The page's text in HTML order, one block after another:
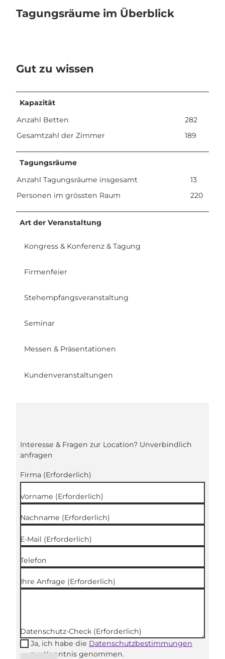
Tagungsräume im Überblick
Gut zu wissen
Kapazität
Anzahl Betten
282
Gesamtzahl der Zimmer
189
Tagungsräume
Anzahl Tagungsräume insgesamt
13
Personen im grössten Raum
220
Art der Veranstaltung
Kongress & Konferenz & Tagung
Firmenfeier
Stehempfangsveranstaltung
Seminar
Messen & Präsentationen
Kundenveranstaltungen
Interesse & Fragen zur Location? Unverbindlich
anfragen
Firma (Erforderlich)
Vorname (Erforderlich)
Nachname (Erforderlich)
E-Mail (Erforderlich)
Telefon
Ihre Anfrage (Erforderlich)
Datenschutz-Check (Erforderlich)
Ja, ich habe die Datenschutzbestimmungen
zur Kenntnis genommen.